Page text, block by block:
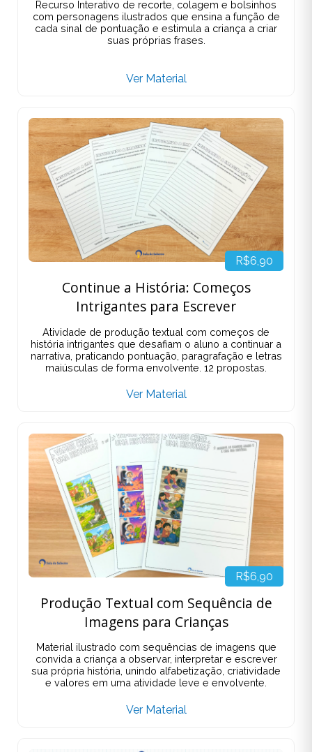
Recurso Interativo de recorte, colagem e bolsinhos
com personagens ilustrados que ensina a função de
cada sinal de pontuação e estimula a criança a criar
suas próprias frases.
Ver Material
R$6,90
Continue a História: Começos
Intrigantes para Escrever
Atividade de produção textual com começos de
história intrigantes que desafiam o aluno a continuar a
narrativa, praticando pontuação, paragrafação e letras
maiúsculas de forma envolvente. 12 propostas.
Ver Material
R$6,90
Produção Textual com Sequência de
Imagens para Crianças
Material ilustrado com sequências de imagens que
convida a criança a observar, interpretar e escrever
sua própria história, unindo alfabetização, criatividade
e valores em uma atividade leve e envolvente.
Ver Material